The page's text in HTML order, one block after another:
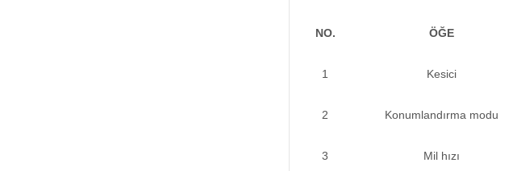
NO. ÖĞE
1 Kesici
2 Konumlandırma modu
3 Mil hızı